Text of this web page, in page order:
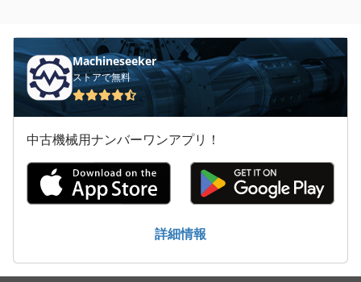
工業用ミシン
建設 用 クレーン
用紙計数機
Machineseeker
ストアで無料
中古機械用ナンバーワンアプリ！
詳細情報